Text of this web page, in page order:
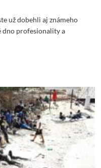
už dobehli aj známeho
dno profesionality a